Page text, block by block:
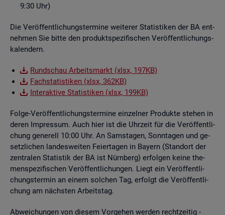
9:30 Uhr)
Die Ver­öf­fent­li­chungs­ter­mi­ne wei­te­rer Sta­tis­ti­ken der BA ent­
neh­men Sie bitte den pro­dukt­spe­zi­fi­schen Ver­öf­fent­li­chungs­
ka­len­dern.
Rund­schau Ar­beits­markt (xlsx, 197KB)
Fach­sta­tis­ti­ken (xlsx, 362KB)
In­ter­ak­ti­ve Sta­tis­ti­ken (xlsx, 199KB)
Folge-Ver­öf­fent­li­chungs­ter­mi­ne ein­zel­ner Pro­duk­te ste­hen in
deren Im­pres­sum. Auch hier ist die Uhr­zeit für die Ver­öf­fent­li­
chung ge­ne­rell 10:00 Uhr. An Sams­ta­gen, Sonn­ta­gen und ge­
setz­li­chen lan­des­wei­ten Fei­er­ta­gen in Bay­ern (Stand­ort der
zen­tra­len Sta­tis­tik der BA ist Nürn­berg) er­fol­gen keine the­
men­spe­zi­fi­schen Ver­öf­fent­li­chun­gen. Liegt ein Ver­öf­fent­li­
chungs­ter­min an einem sol­chen Tag, er­folgt die Ver­öf­fent­li­
chung am nächs­ten Ar­beits­tag.
Ab­wei­chun­gen von die­sem Vor­ge­hen wer­den recht­zei­tig -